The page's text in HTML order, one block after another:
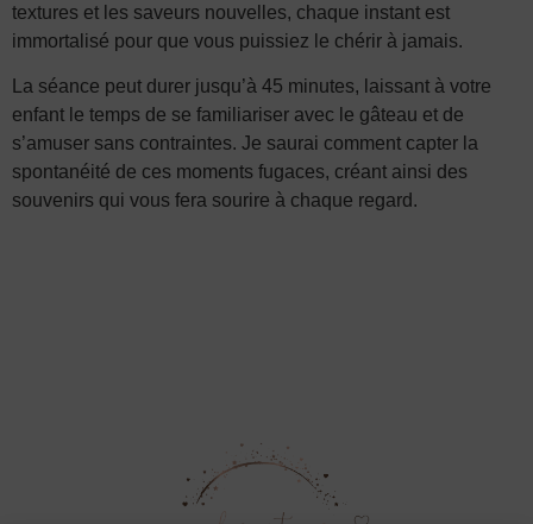
textures et les saveurs nouvelles, chaque instant est
immortalisé pour que vous puissiez le chérir à jamais.
La séance peut durer jusqu’à 45 minutes, laissant à votre
enfant le temps de se familiariser avec le gâteau et de
s’amuser sans contraintes. Je saurai comment capter la
spontanéité de ces moments fugaces, créant ainsi des
souvenirs qui vous fera sourire à chaque regard.